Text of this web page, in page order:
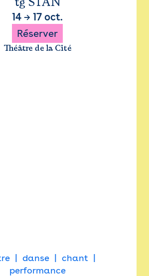
14 → 17 oct.
Réserver
Théâtre de la Cité
danse
chant
performance